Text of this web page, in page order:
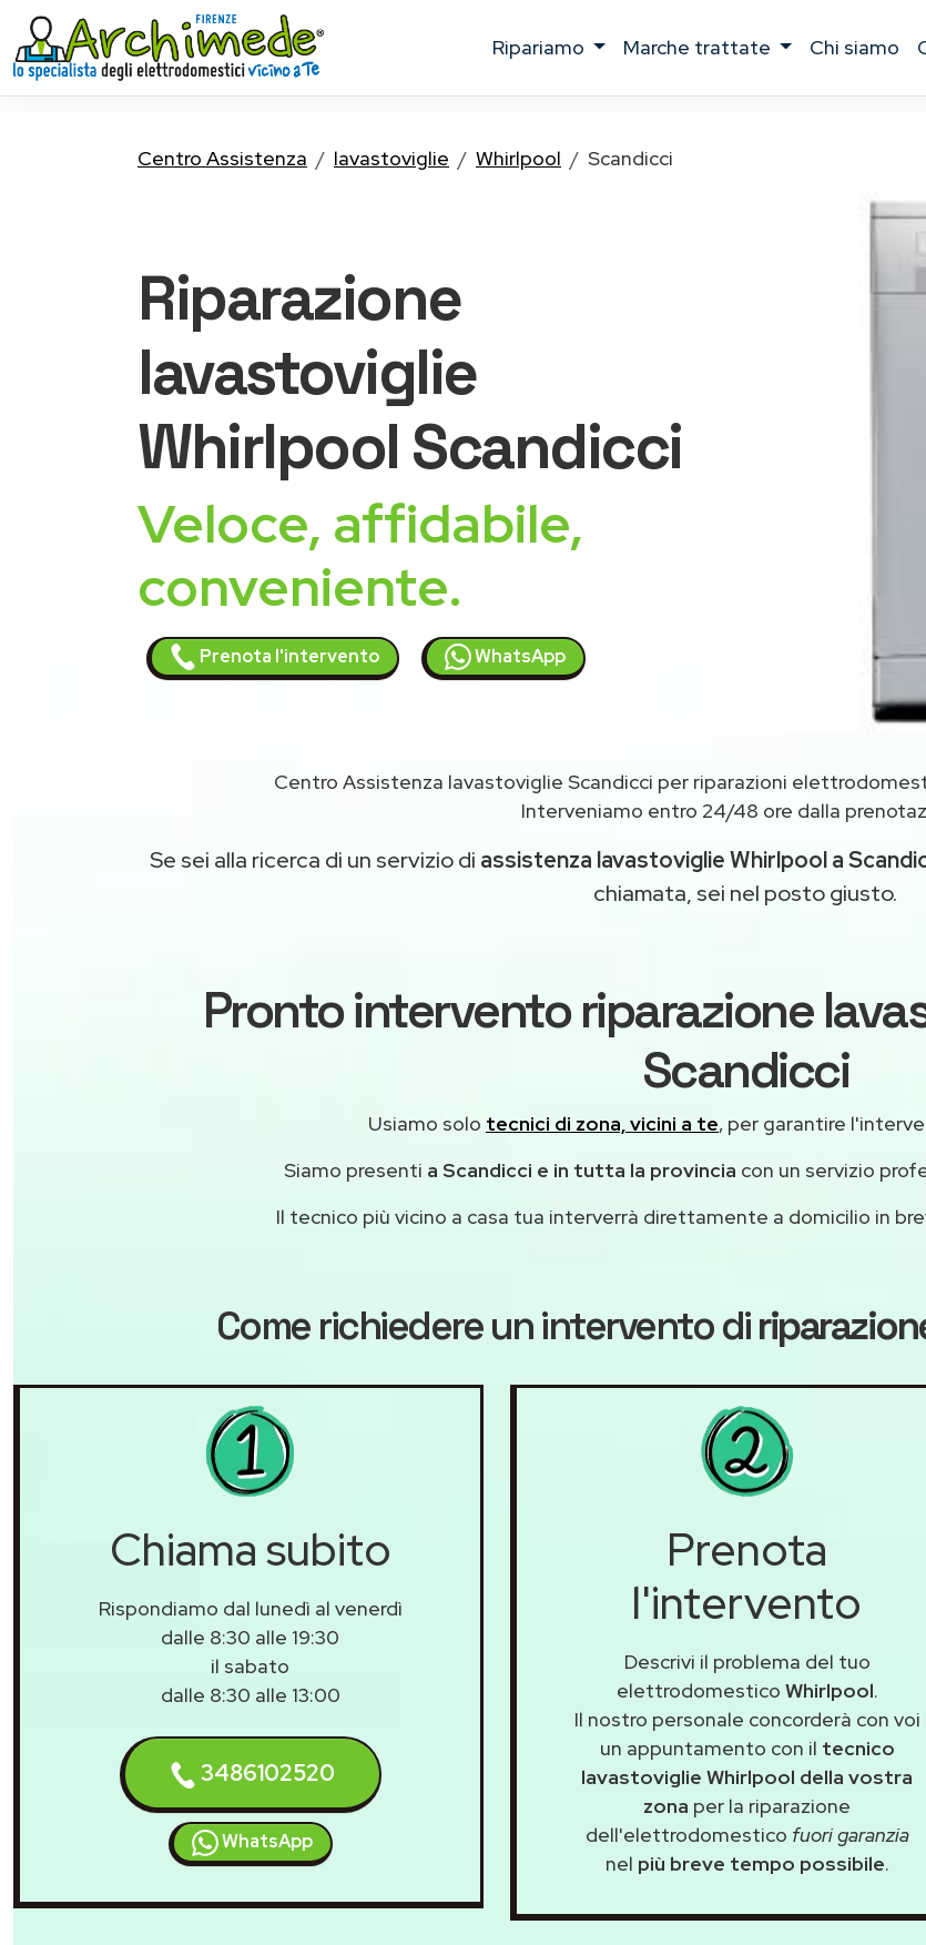
ripariamo marche trattate chi siamo
Centro Assistenza lavastoviglie Whirlpool Scandicci
Riparazione
lavastoviglie
Whirlpool Scandicci
Veloce, affidabile,
conveniente.
Prenota l'intervento WhatsApp
Centro Assistenza lavastoviglie Scandicci per riparazioni
Interveniamo entro 24/48 ore dalla
Se sei alla ricerca di un servizio di assistenza lavastoviglie Whirlpool a
chiamata, sei nel posto giusto.
Pronto intervento riparazione
Scandicci
Usiamo solo tecnici di zona, vicini a te, per garantire
Siamo presenti a Scandicci e in tutta la provincia con un servizio
Il tecnico più vicino a casa tua interverrà direttamente a domicilio in
Come richiedere un intervento di
Chiama subito
Rispondiamo dal lunedì al venerdì
dalle 8:30 alle 19:30
il sabato
dalle 8:30 alle 13:00
3486102520
WhatsApp
Prenota
l'intervento
Descrivi il problema del tuo
elettrodomestico Whirlpool.
Il nostro personale concorderà con voi
un appuntamento con il tecnico
lavastoviglie Whirlpool della vostra
zona per la riparazione
dell'elettrodomestico fuori garanzia
nel più breve tempo possibile.